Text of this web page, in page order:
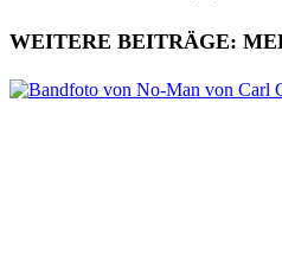
WEITERE BEITRÄGE: